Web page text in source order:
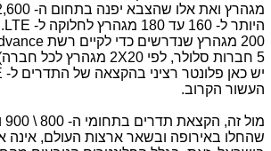
היותר ל- 160 עד 180 מגהרץ לחלוקה ל-
LTE
200 מגהרץ שנדרשים כדי לקיים רשת
5 חברות סלולר, לפי
2X20 מגהרץ לכל
יש כאן פלונטר רציני בהקצאה של התדרים ל-
העשור הקרוב.
שהחלו באירופה ובשאר ארצות העולם, אינה